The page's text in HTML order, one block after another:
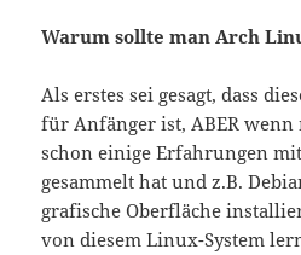
Warum sollte man Arch
Als erstes sei gesagt, dass
für Anfänger ist, ABER
schon einige Erfahrungen
gesammelt hat und z.B.
grafische Oberfläche
von diesem Linux-System